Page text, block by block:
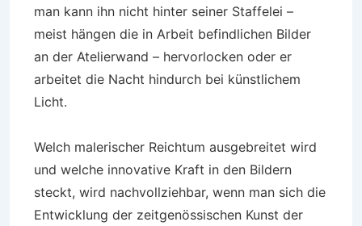
man kann ihn nicht hinter seiner Staffelei –
meist hängen die in Arbeit befindlichen Bilder
an der Atelierwand – hervorlocken oder er
arbeitet die Nacht hindurch bei künstlichem
Licht.
Welch malerischer Reichtum ausgebreitet wird
und welche innovative Kraft in den Bildern
steckt, wird nachvollziehbar, wenn man sich die
Entwicklung der zeitgenössischen Kunst der